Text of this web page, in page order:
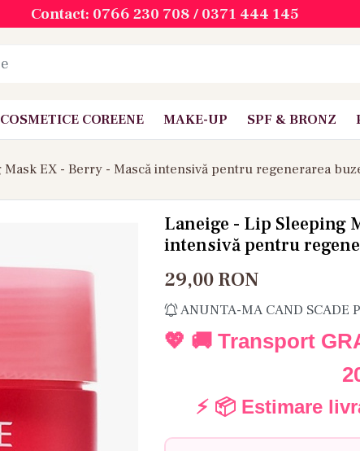
Contact: 0766 230 708 / 0371 444 145
COSMETICE COREENE MAKE-UP SPF & BRONZ
EX - Berry - Mască intensivă pentru regenerarea
Laneige - Lip Sleeping
intensivă pentru
29,00RON
ANUNTA-MA CAND SCADE
💖 🚚 Transport
⚡ 📦 Estimare